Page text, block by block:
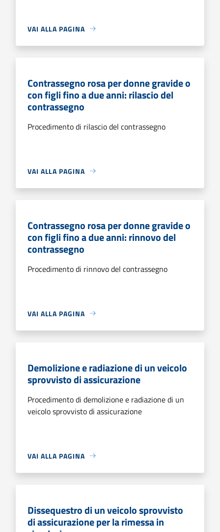
VAI ALLA PAGINA
Contrassegno rosa per donne gravide o
con figli fino a due anni: rilascio del
contrassegno
Procedimento di rilascio del contrassegno
VAI ALLA PAGINA
Contrassegno rosa per donne gravide o
con figli fino a due anni: rinnovo del
contrassegno
Procedimento di rinnovo del contrassegno
VAI ALLA PAGINA
Demolizione e radiazione di un veicolo
sprovvisto di assicurazione
Procedimento di demolizione e radiazione di un
veicolo sprovvisto di assicurazione
VAI ALLA PAGINA
Dissequestro di un veicolo sprovvisto
di assicurazione per la rimessa in